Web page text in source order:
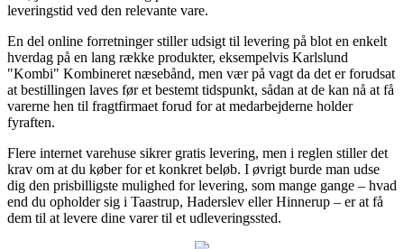
leveringstid ved den relevante vare.
En del online forretninger stiller udsigt til levering på blot en enkelt
hverdag på en lang række produkter, eksempelvis Karlslund
"Kombi" Kombineret næsebånd, men vær på vagt da det er forudsat
at bestillingen laves før et bestemt tidspunkt, sådan at de kan nå at få
varerne hen til fragtfirmaet forud for at medarbejderne holder
fyraften.
Flere internet varehuse sikrer gratis levering, men i reglen stiller det
krav om at du køber for et konkret beløb. I øvrigt burde man udse
dig den prisbilligste mulighed for levering, som mange gange – hvad
end du opholder sig i Taastrup, Haderslev eller Hinnerup – er at få
dem til at levere dine varer til et udleveringssted.